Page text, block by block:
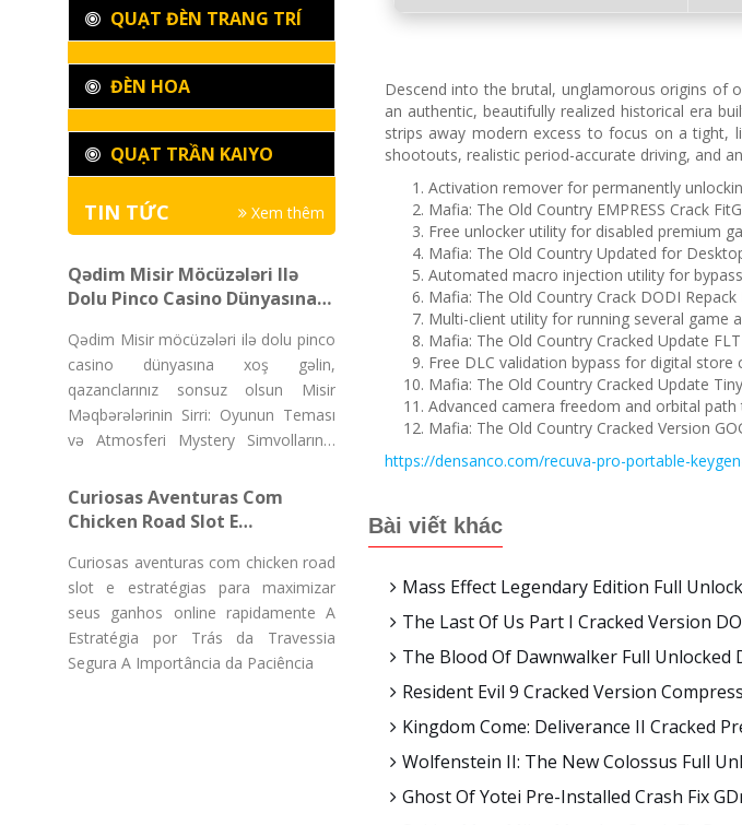
Descend into the brutal, unglamorous origins of
an authentic, beautifully realized historical era
strips away modern excess to focus on a tight,
shootouts, realistic period-accurate driving, and
Activation remover for permanently
Mafia: The Old Country EMPRESS Crack
Free unlocker utility for disabled premium
Mafia: The Old Country Updated for
Automated macro injection utility for
Mafia: The Old Country Crack DODI Repack
Multi-client utility for running several game
Mafia: The Old Country Cracked Update
Free DLC validation bypass for digital store
Mafia: The Old Country Cracked Update
Advanced camera freedom and orbital
Mafia: The Old Country Cracked Version
https://densanco.com/recuva-pro-portable-
Bài viết khác
Mass Effect Legendary Edition Full
The Last Of Us Part I Cracked Version
The Blood Of Dawnwalker Full Unlocked
Resident Evil 9 Cracked Version
Kingdom Come: Deliverance II Cracked
Wolfenstein II: The New Colossus Full
Ghost Of Yotei Pre-Installed Crash Fix
QUẠT ĐÈN TRANG TRÍ
ĐÈN HOA
QUẠT TRẦN KAIYO
TIN TỨC Xem thêm
Qədim Misir Möcüzələri Ilə
Dolu Pinco Casino Dünyasına
Sonsuz Olsun
Qədim Misir möcüzələri ilə dolu pinco
casino dünyasına xoş gəlin,
qazanclarınız sonsuz olsun Misir
Məqbərələrinin Sirri: Oyunun Teması
və Atmosferi Mystery Simvollarının
Curiosas Aventuras Com
Chicken Road Slot E
Seus Ganhos Online
Rapidamente
Curiosas aventuras com chicken road
slot e estratégias para maximizar
seus ganhos online rapidamente A
Estratégia por Trás da Travessia
Segura A Importância da Paciência